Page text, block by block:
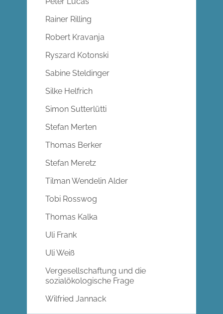
Rainer Rilling
Robert Kravanja
Ryszard Kotonski
Sabine Steldinger
Silke Helfrich
Simon Sutterlütti
Stefan Merten
Thomas Berker
Stefan Meretz
Tilman Wendelin Alder
Tobi Rosswog
Thomas Kalka
Uli Frank
Uli Weiß
Vergesellschaftung und die
sozialökologische Frage
Wilfried Jannack